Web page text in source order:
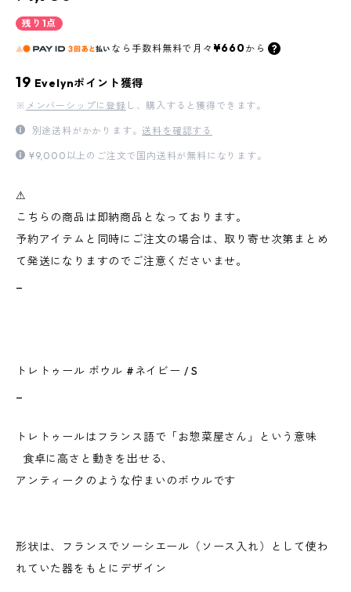
残り1点
なら 手数料無料で 月々 ¥660から
19 Evelynポイント獲得
※ メンバーシップに登録 し、購入すると獲得できます。
別途送料がかかります。送料を確認する
¥9,000以上のご注文で国内送料が無料になります。
⚠︎
こちらの商品は即納商品となっております。
予約アイテムと同時にご注文の場合は、取り寄せ次第まとめ
て発送になりますのでご注意くださいませ。
トレトゥール ボウル #ネイビー / S
トレトゥールはフランス語で「お惣菜屋さん」という意味
食卓に高さと動きを出せる、
アンティークのような佇まいのボウルです
形状は、フランスでソーシエール（ソース入れ）として使わ
れていた器をもとにデザイン